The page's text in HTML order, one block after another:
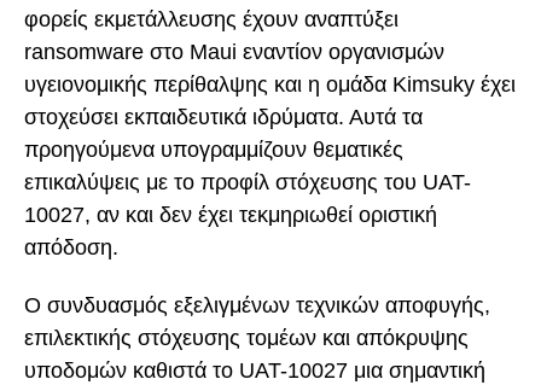
φορείς εκμετάλλευσης έχουν αναπτύξει
ransomware στο Maui εναντίον οργανισμών
υγειονομικής περίθαλψης και η ομάδα Kimsuky έχει
στοχεύσει εκπαιδευτικά ιδρύματα. Αυτά τα
προηγούμενα υπογραμμίζουν θεματικές
επικαλύψεις με το προφίλ στόχευσης του UAT-
10027, αν και δεν έχει τεκμηριωθεί οριστική
απόδοση.
Ο συνδυασμός εξελιγμένων τεχνικών αποφυγής,
επιλεκτικής στόχευσης τομέων και απόκρυψης
υποδομών καθιστά το UAT-10027 μια σημαντική